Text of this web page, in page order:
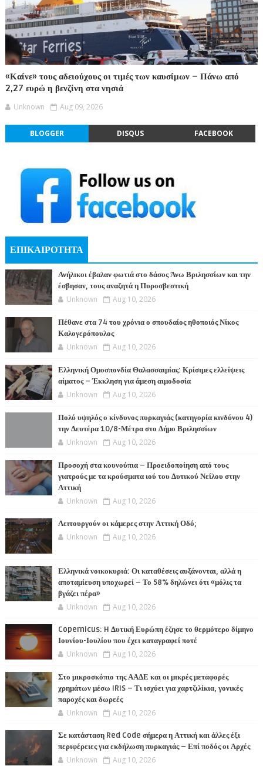
«Καίνε» τους αδειούχους οι τιμές των καυσίμων – Πάνω από
2,27 ευρώ η βενζίνη στα νησιά
Unknown Aug 09, 2026
BLOGGER DISQUS FACEBOOK
ΕΠΙΚΑΙΡΟΤΗΤΑ
Ανήλικοι έβαλαν φωτιά στο δάσος Άνω Βριλησσίων και την
έσβησαν, τους αναζητά η Πυροσβεστική
Unknown Aug 10, 2026
Πέθανε στα 74 του χρόνια ο σπουδαίος ηθοποιός Νίκος
Καλογερόπουλος
Unknown Aug 10, 2026
Ελληνική Ομοσπονδία Θαλασσαιμίας: Κρίσιμες ελλείψεις
αίματος – Έκκληση για άμεση αιμοδοσία
Unknown Aug 10, 2026
Πολύ υψηλός ο κίνδυνος πυρκαγιάς (κατηγορία κινδύνου 4)
την Δευτέρα 10/8-Μέτρα στο Δήμο Βριλησσίων
Unknown Aug 10, 2026
Προσοχή στα κουνούπια – Προειδοποίηση από τους
γιατρούς με τα κρούσματα ιού του Δυτικού Νείλου στην
Αττική
Unknown Aug 10, 2026
Λειτουργούν οι κάμερες στην Αττική Οδό;
Unknown Aug 10, 2026
Ελληνικά νοικοκυριά: Οι καταθέσεις αυξάνονται, αλλά η
αποταμίευση υποχωρεί – Το 58% δηλώνει ότι «μόλις τα
βγάζει πέρα»
Unknown Aug 10, 2026
Copernicus: H Δυτική Ευρώπη έζησε το θερμότερο δίμηνο
Ιουνίου-Ιουλίου που έχει καταγραφεί ποτέ
Unknown Aug 10, 2026
Στο μικροσκόπιο της ΑΑΔΕ και οι μικρές μεταφορές
χρημάτων μέσω IRIS – Τι ισχύει για χαρτζιλίκια, γονικές
παροχές και δωρεές
Unknown Aug 10, 2026
Σε κατάσταση Red Code σήμερα η Αττική και άλλες έξι
περιφέρειες για εκδήλωση πυρκαγιάς – Επί ποδός οι Αρχές
Unknown Aug 10, 2026